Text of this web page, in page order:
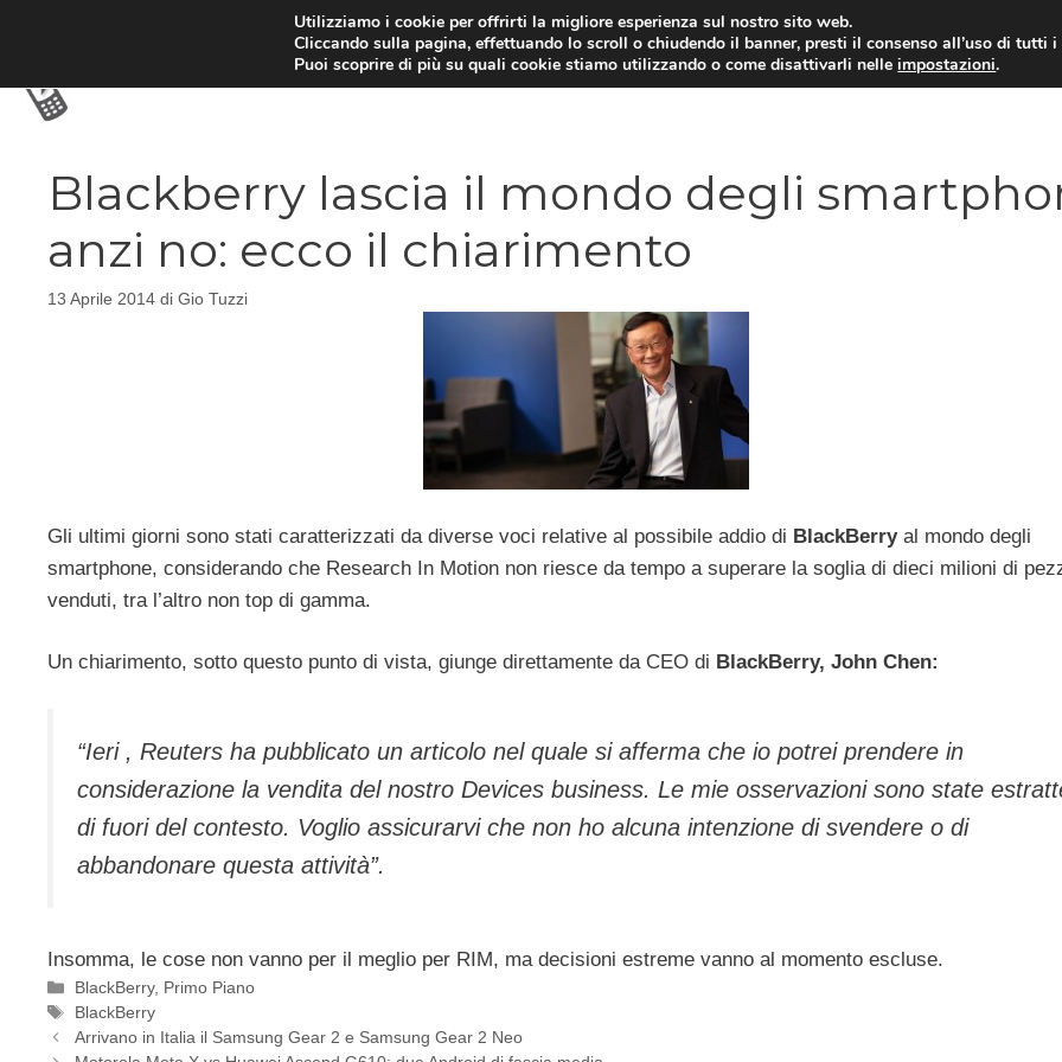
TARIFFE E PROMOZIONI
Blackberry lascia il mondo degli
anzi no: ecco il chiarimento
13 Aprile 2014 di Gio Tuzzi
Gli ultimi giorni sono stati caratterizzati da diverse voci relative al possibile addio di BlackBerryal mondo degli
smartphone, considerando che Research In Motion non riesce da tempo a superare la soglia di dieci milioni di
venduti, tra l’altro non top di gamma.
Un chiarimento, sotto questo punto di vista, giunge direttamente da CEO di BlackBerry, John Chen:
“Ieri , Reuters ha pubblicato un articolo nel quale si afferma che io potrei prendere in
considerazione la vendita del nostro Devices business. Le mie osservazioni sono state
di fuori del contesto. Voglio assicurarvi che non ho alcuna intenzione di svendere o di
abbandonare questa attività”.
Insomma, le cose non vanno per il meglio per RIM, ma decisioni estreme vanno al momento escluse.
Categorie
BlackBerry, Primo Piano
Tag
BlackBerry
Arrivano in Italia il Samsung Gear 2 e Samsung Gear 2 Neo
Utilizziamo i cookie per offrirti la migliore esperienza sul nostro sito web.
Cliccando sulla pagina, effettuando lo scroll o chiudendo il banner, presti il consenso all’uso di tutti i
Puoi scoprire di più su quali cookie stiamo utilizzando o come disattivarli nelleimpostazioni.